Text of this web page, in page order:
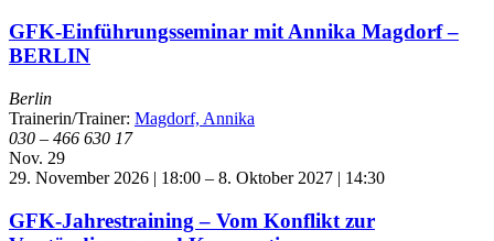
GFK-Einführungsseminar mit Annika Magdorf –
BERLIN
Berlin
Trainerin/Trainer: Magdorf, Annika
030 – 466 630 17
Nov. 29
29. November 2026 | 18:00 – 8. Oktober 2027 | 14:30
GFK-Jahrestraining – Vom Konflikt zur